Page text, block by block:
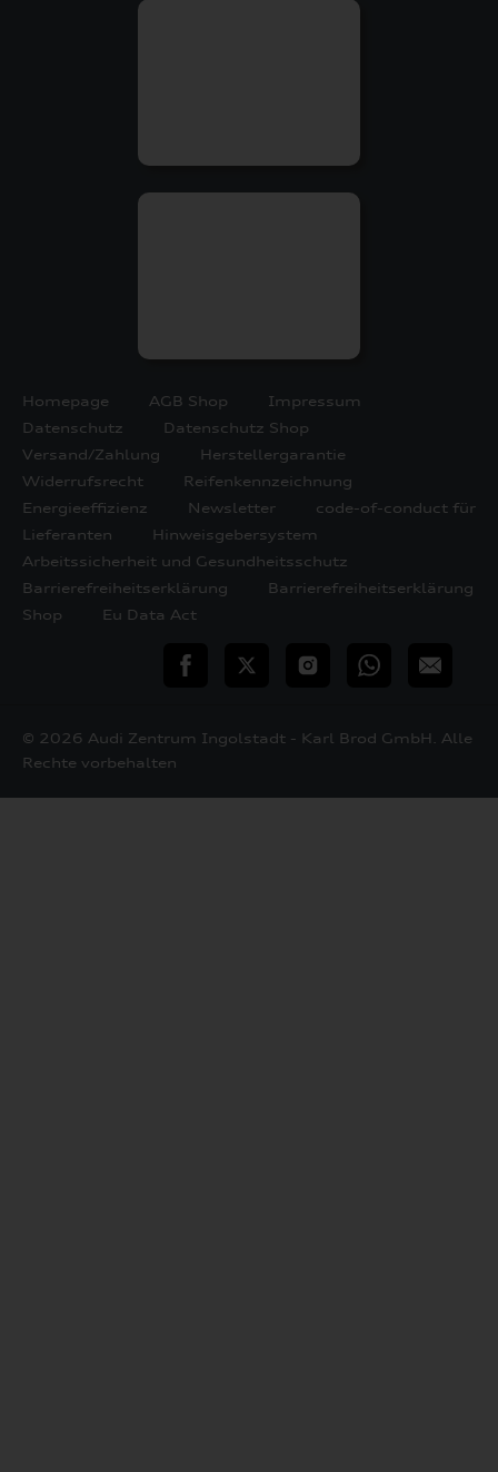
Homepage AGB Shop
Impressum
Datenschutz
Datenschutz Shop
Versand/Zahlung
Herstellergarantie
Widerrufsrecht
Reifenkennzeichnung
Energieeffizienz
Newsletter
code-of-conduct für
Lieferanten
Hinweisgebersystem
Arbeitssicherheit und Gesundheitsschutz
Barrierefreiheitserklärung
Barrierefreiheitserklärung
Shop
Eu Data Act
teilen Twitter InstagramWhatsApp
E-
© 2026 Audi Zentrum Ingolstadt - Karl Brod GmbH. Alle
Rechte vorbehalten